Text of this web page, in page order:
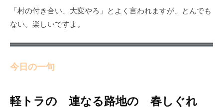
「村の付き合い、大変やろ」とよく言われますが、とんでも
ない。楽しいですよ。
今日の一句
軽トラの 連なる路地の 春しぐれ